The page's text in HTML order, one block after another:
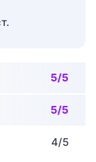
5/5
5/5
4/5